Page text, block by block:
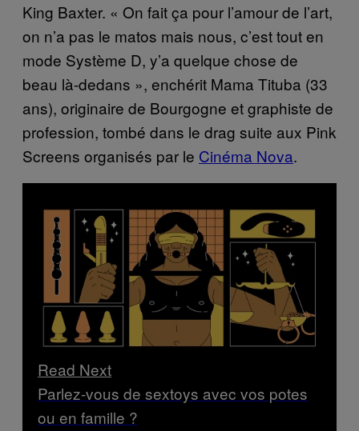
King Baxter. « On fait ça pour l’amour de l’art,
on n’a pas le matos mais nous, c’est tout en
mode Système D, y’a quelque chose de
beau là-dedans », enchérit Mama Tituba (33
ans), originaire de Bourgogne et graphiste de
profession, tombé dans le drag suite aux Pink
Screens organisés par le Cinéma Nova.
Read Next
Parlez-vous de sextoys avec vos potes
ou en famille ?